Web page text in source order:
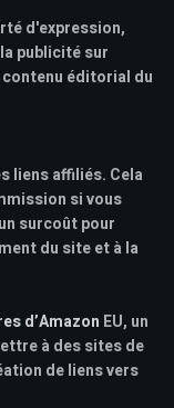
d'expression,
publicité sur
éditorial du
liens affiliés. Cela
si vous
surcoût pour
du site et à la
d’Amazon EU, un
à des sites de
de liens vers